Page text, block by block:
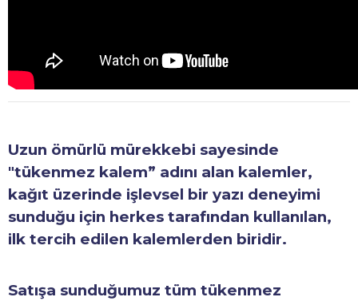
Uzun ömürlü mürekkebi sayesinde
"tükenmez kalem” adını alan kalemler,
kağıt üzerinde işlevsel bir yazı deneyimi
sunduğu için herkes tarafından kullanılan,
ilk tercih edilen kalemlerden biridir.
Satışa sunduğumuz tüm tükenmez